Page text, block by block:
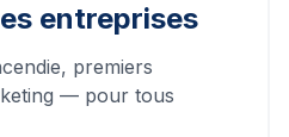
entreprises
premiers
— pour tous